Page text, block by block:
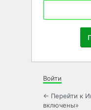
Войти
← Перейти к
включены»